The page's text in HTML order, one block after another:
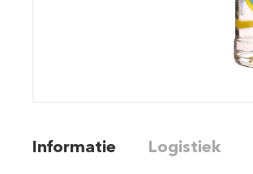
Informatie Logistiek